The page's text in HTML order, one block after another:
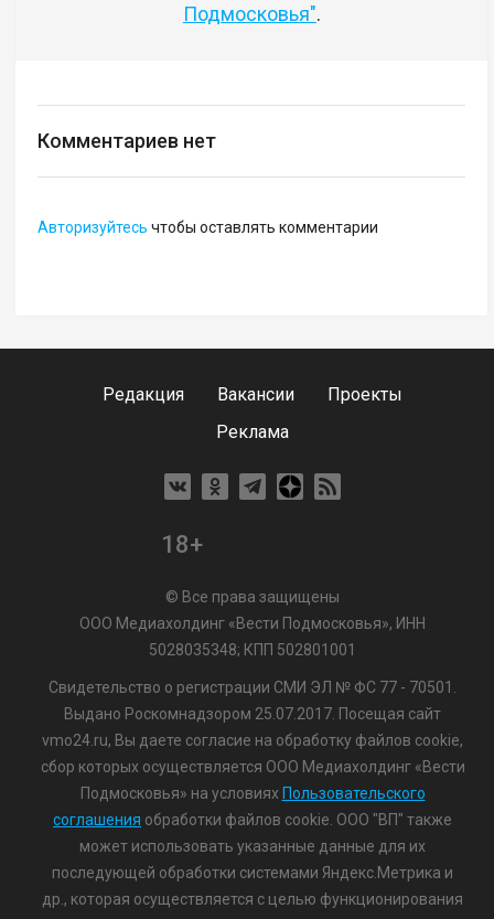
Подмосковья".
Комментариев нет
Авторизуйтесь чтобы оставлять комментарии
Редакция Вакансии
Проекты
Реклама
18+
© Все права защищены
ООО Медиахолдинг «Вести Подмосковья», ИНН
5028035348; КПП 502801001
Свидетельство о регистрации СМИ ЭЛ № ФС 77 - 70501.
Выдано Роскомнадзором 25.07.2017. Посещая сайт
vmo24.ru, Вы даете согласие на обработку файлов cookie,
сбор которых осуществляется ООО Медиахолдинг «Вести
Подмосковья» на условиях Пользовательского
соглашения обработки файлов cookie. ООО "ВП" также
может использовать указанные данные для их
последующей обработки системами Яндекс.Метрика и
др., которая осуществляется с целью функционирования